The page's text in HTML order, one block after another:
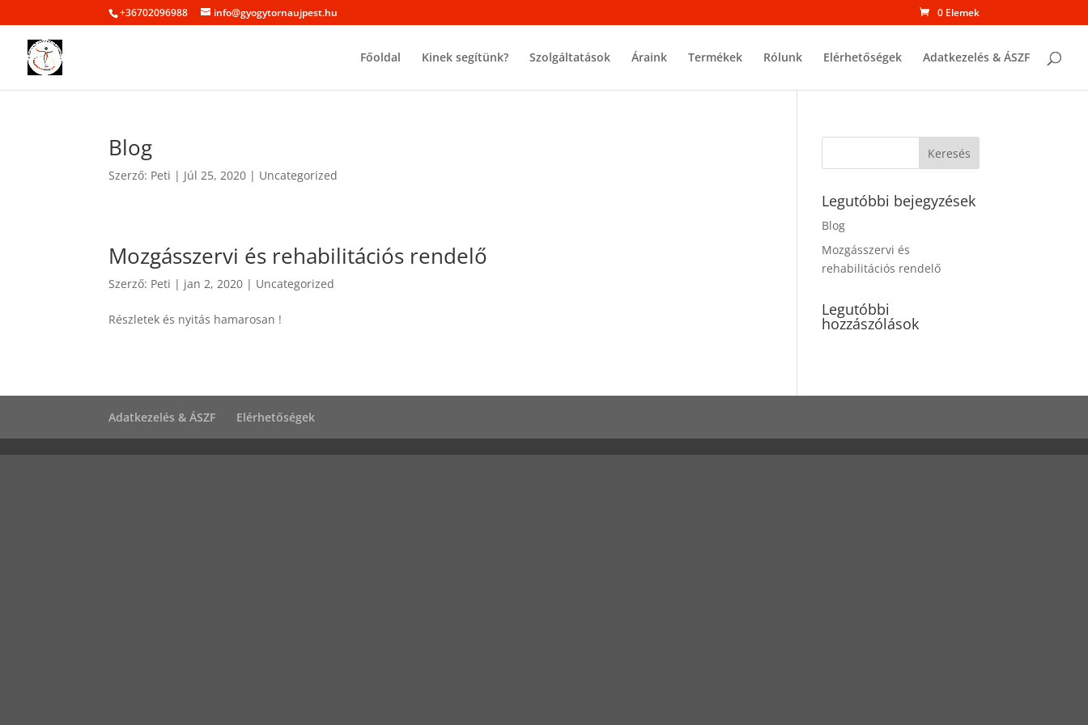
+36702096988 info@gyogytornaujpest.hu 0 Elemek
Főoldal Kinek segítünk? Szolgáltatások Áraink Termékek Rólunk Elérhetőségek Adatkezelés & ÁSZF
Blog
Szerző: Peti | Júl 25, 2020 | Uncategorized
Mozgásszervi és rehabilitációs rendelő
Szerző: Peti | jan 2, 2020 | Uncategorized
Részletek és nyitás hamarosan !
Legutóbbi bejegyzések
Blog
Mozgásszervi és
rehabilitációs rendelő
Legutóbbi
hozzászólások
Adatkezelés & ÁSZF Elérhetőségek